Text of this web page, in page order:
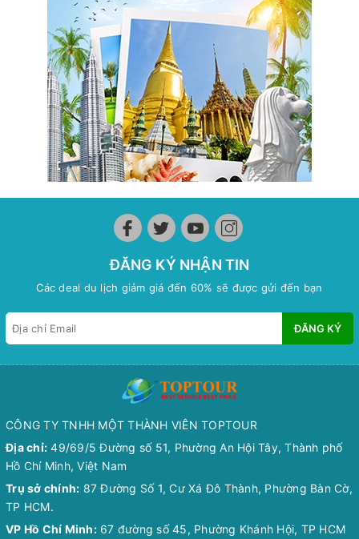
ĐĂNG KÝ NHẬN TIN
Các deal du lịch giảm giá đến 60% sẽ được gửi đến bạn
ĐĂNG KÝ
CÔNG TY TNHH MỘT THÀNH VIÊN TOPTOUR
Địa chỉ: 49/69/5 Đường số 51, Phường An Hội Tây, Thành phố
Hồ Chí Minh, Việt Nam
Trụ sở chính: 87 Đường Số 1, Cư Xá Đô Thành, Phường Bàn Cờ,
TP HCM.
VP Hồ Chí Minh: 67 đường số 45, Phường Khánh Hội, TP HCM